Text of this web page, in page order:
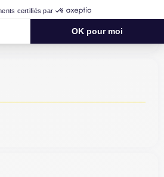
certifiés par
OK pour moi
iPhone 15 pro max d’un état comme
Je suis très content de mon achat et